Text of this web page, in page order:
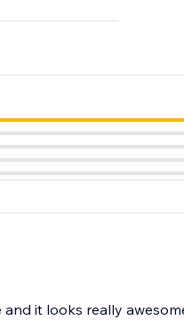
it looks really